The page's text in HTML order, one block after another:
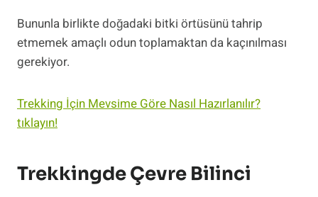
Bununla birlikte doğadaki bitki örtüsünü tahrip
etmemek amaçlı odun toplamaktan da kaçınılması
gerekiyor.
Trekking İçin Mevsime Göre Nasıl Hazırlanılır?
tıklayın!
Trekkingde Çevre Bilinci